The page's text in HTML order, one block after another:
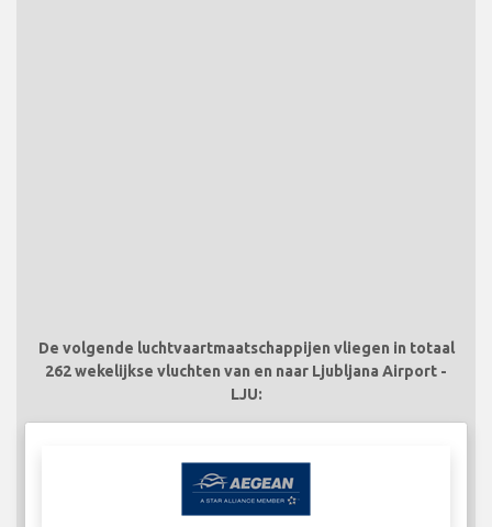
De volgende luchtvaartmaatschappijen vliegen in totaal
262 wekelijkse vluchten van en naar Ljubljana Airport -
LJU: